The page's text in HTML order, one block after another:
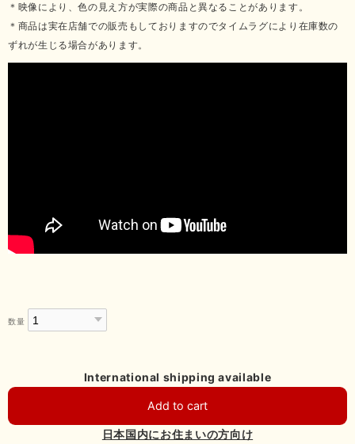
＊映像により、色の見え方が実際の商品と異なることがあります。
＊商品は実在店舗での販売もしておりますのでタイムラグにより在庫数の
ずれが生じる場合があります。
数量
International shipping available
Add to cart
日本国内にお住まいの方向け